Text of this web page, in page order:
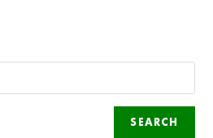
SEARCH